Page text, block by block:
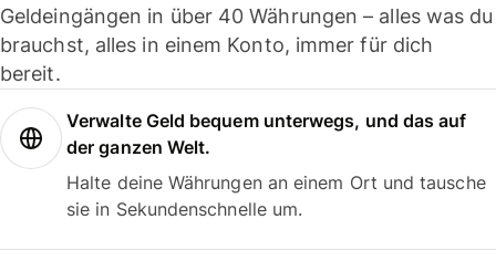
Geldeingängen in über 40 Währungen – alles was du
brauchst, alles in einem Konto, immer für dich
bereit.
Verwalte Geld bequem unterwegs, und das auf
der ganzen Welt.
Halte deine Währungen an einem Ort und tausche
sie in Sekundenschnelle um.